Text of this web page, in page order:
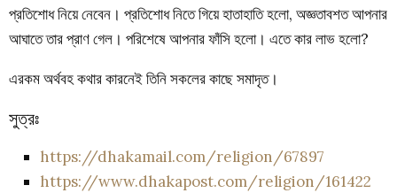
প্রতিশোধ নিয়ে নেবেন। প্রতিশোধ নিতে গিয়ে হাতাহাতি হলো, অজ্ঞতাবশত আপনার
আঘাতে তার প্রাণ গেল। পরিশেষে আপনার ফাঁসি হলো। এতে কার লাভ হলো?
এরকম অর্থবহ কথার কারনেই তিনি সকলের কাছে সমাদৃত।
সুত্রঃ
https://dhakamail.com/religion/67897
https://www.dhakapost.com/religion/161422